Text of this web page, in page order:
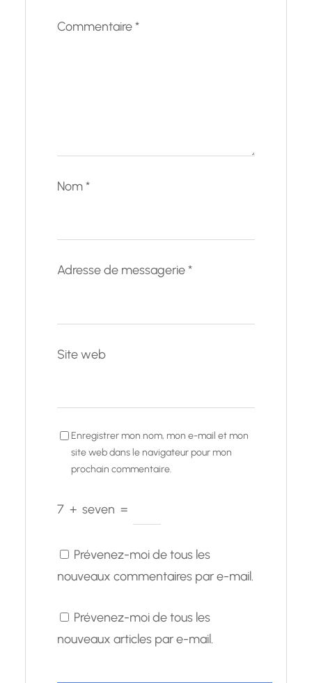
Commentaire*
Nom*
Adresse de messagerie*
Site web
Enregistrer mon nom, mon e-mail et mon
site web dans le navigateur pour mon
prochain commentaire.
7 + seven =
Prévenez-moi de tous les
nouveaux commentaires par e-mail.
Prévenez-moi de tous les
nouveaux articles par e-mail.